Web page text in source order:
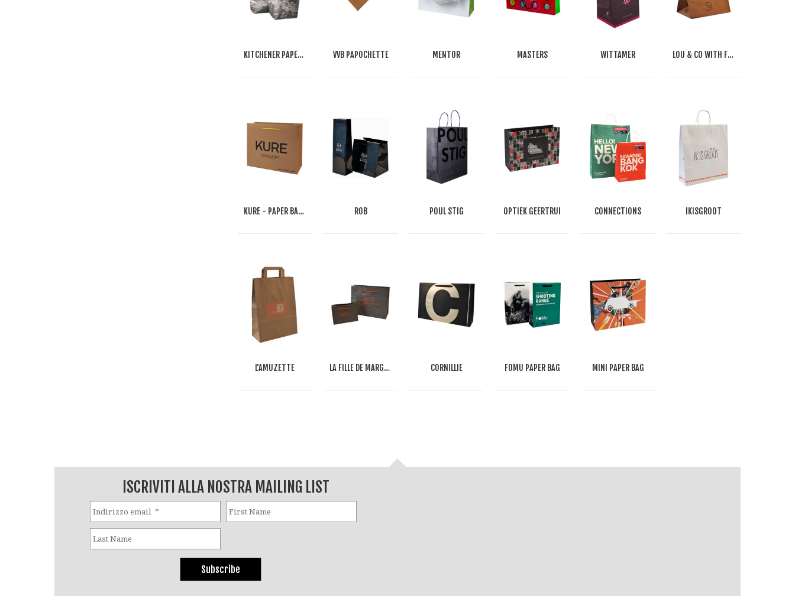
KITCHENER PAPER BAG VVB PAPOCHETTE MENTOR MASTERS WITTAMER LOU & CO WITH FLAT PAPER HANDLE
KURE - PAPER BAG WITH PRINT ROB POUL STIG OPTIEK GEERTRUI CONNECTIONS IKISGROOT
L'AMUZETTE LA FILLE DE MARGARET CORNILLIE FOMU PAPER BAG MINI PAPER BAG
ISCRIVITI ALLA NOSTRA MAILING LIST